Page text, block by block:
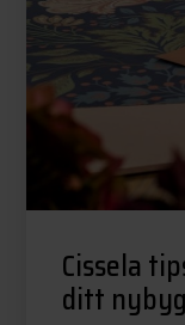
Cissela
ditt